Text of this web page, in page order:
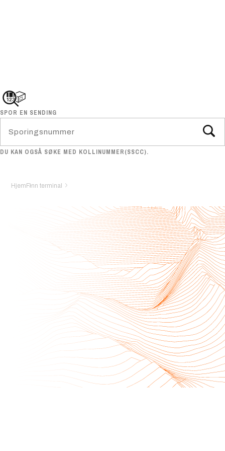
SPOR EN SENDING
DU KAN OGSÅ SØKE MED KOLLINUMMER(SSCC).
Hjem Finn terminal